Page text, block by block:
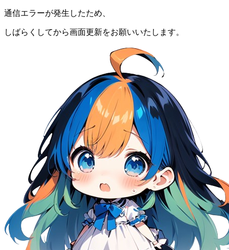
通信エラーが発生したため、
しばらくしてから画面更新をお願いいたします。